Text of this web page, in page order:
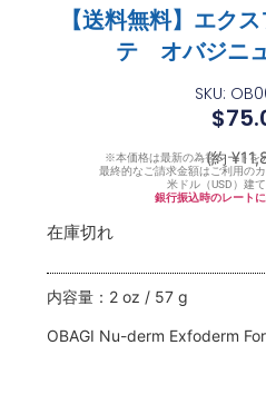
【送料無料】エク
テ オバジニ
SKU:
$
(約
※本価格は最新の為替レートを
最終的なご請求金額はご利用の
米ドル（USD）建て
銀行振込時のレート
在庫切れ
内容量：2 oz / 57 g
OBAGI Nu-derm Exfoderm